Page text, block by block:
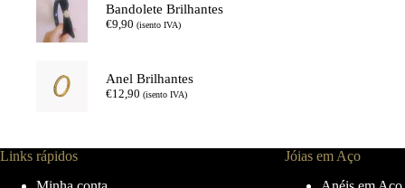
Bandolete Brilhantes
€9,90 (isento IVA)
Anel Brilhantes
€12,90 (isento IVA)
Links rápidos
Jóias em Aço